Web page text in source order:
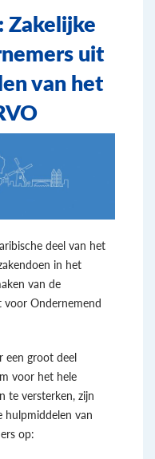
Zakelijke
uit
van het
deel van het
in het
van de
voor Ondernemend
een groot deel
voor het hele
te versterken, zijn
hulpmiddelen van
op: